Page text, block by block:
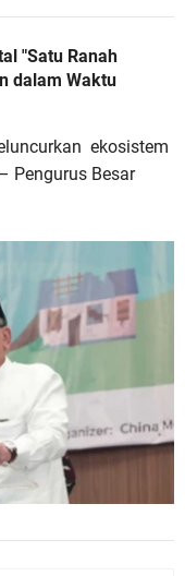
"Satu Ranah
dalam Waktu
ekosistem
Pengurus Besar